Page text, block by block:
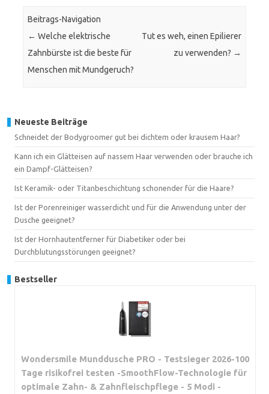
Beitrags-Navigation
← Welche elektrische
Zahnbürste ist die beste für
Menschen mit Mundgeruch?
Tut es weh, einen Epilierer
zu verwenden? →
Neueste Beiträge
Schneidet der Bodygroomer gut bei dichtem oder krausem Haar?
Kann ich ein Glätteisen auf nassem Haar verwenden oder brauche ich
ein Dampf-Glätteisen?
Ist Keramik- oder Titanbeschichtung schonender für die Haare?
Ist der Porenreiniger wasserdicht und für die Anwendung unter der
Dusche geeignet?
Ist der Hornhautentferner für Diabetiker oder bei
Durchblutungsstörungen geeignet?
Bestseller
Wondersmile Munddusche PRO - Testsieger 2026-100
Tage risikofrei testen -SmoothFlow-Technologie für
optimale Zahn- & Zahnfleischpflege - 5 Modi -